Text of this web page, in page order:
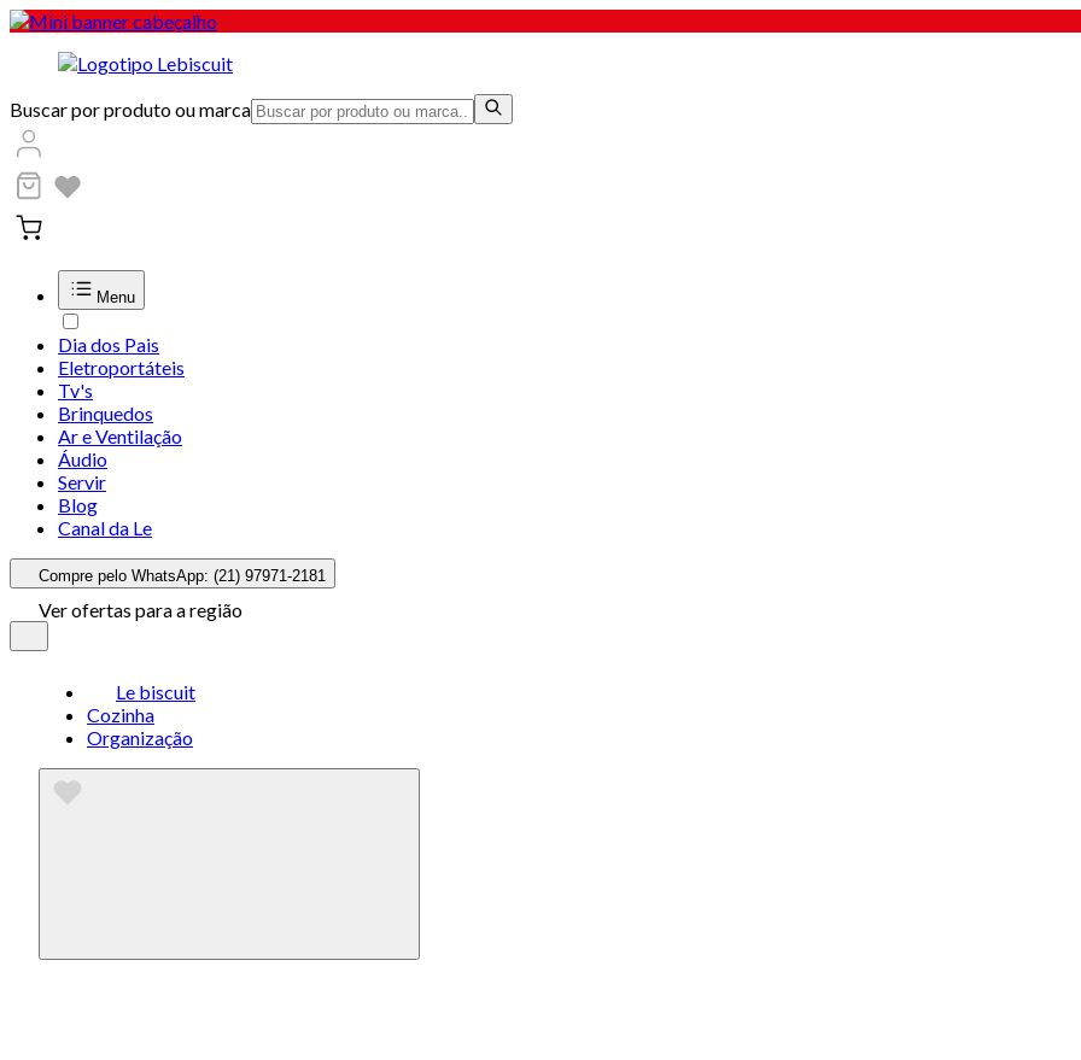
Buscar por produto ou marca
Menu
Dia dos Pais
Eletroportáteis
Tv's
Brinquedos
Ar e Ventilação
Áudio
Servir
Blog
Canal da Le
Compre pelo WhatsApp: (21) 97971-2181
Ver ofertas para a região
Le biscuit
Cozinha
Organização